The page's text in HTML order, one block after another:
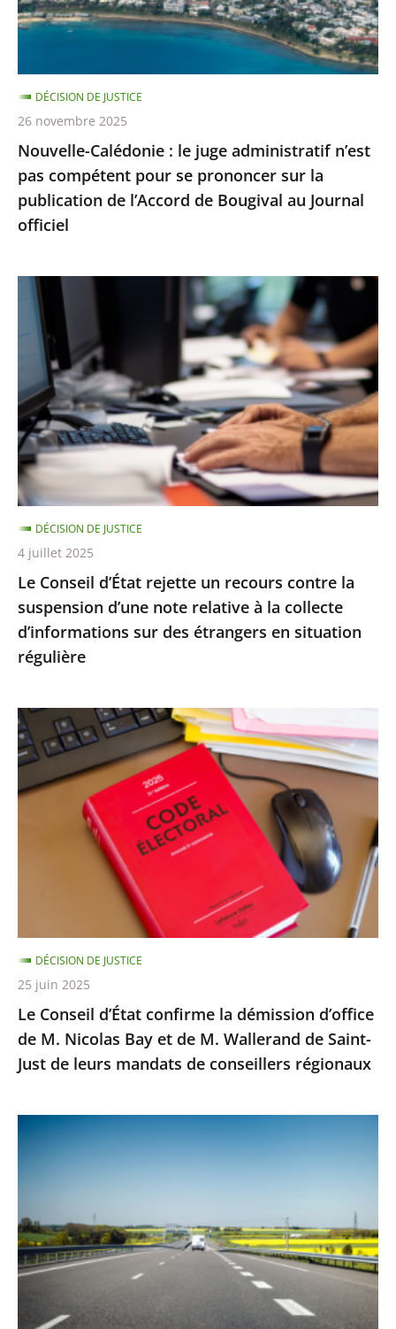
pas
pour
se
prononcer
sur
la
publication
de
de
Bougival
Journal
officiel
Nouvelle-Calédonie : le juge administratif n’est
pas compétent pour se prononcer sur la
publication de l’Accord de Bougival au Journal
officiel
DÉCISION DE JUSTICE
26 novembre 2025
Conseil
d’État
rejette
un
recours
contre
la
suspension
d’une
note
relative
à
la
collecte
d’informations
des
étrangers
en
situation
Le Conseil d’État rejette un recours contre la
suspension d’une note relative à la collecte
d’informations sur des étrangers en situation
régulière
DÉCISION DE JUSTICE
4 juillet 2025
Le
Conseil
d’État
confirme
Nicolas
Bay
et
de
M.
Wallerand
Saint-
Just
mandats
de
conseillers
Le Conseil d’État confirme la démission d’office
de M. Nicolas Bay et de M. Wallerand de Saint-
Just de leurs mandats de conseillers régionaux
DÉCISION DE JUSTICE
25 juin 2025
Autoroute
sur
un
litige
de